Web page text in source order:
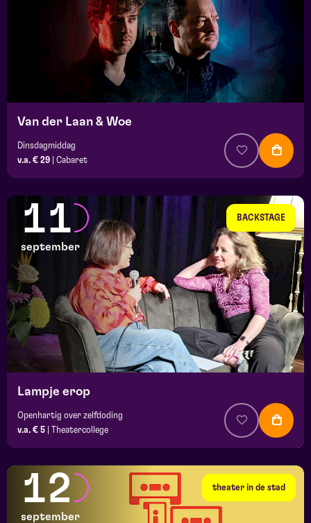
Van der Laan & Woe
Dinsdagmiddag
v.a. € 29
Cabaret
BACKSTAGE
11
september
Lampje erop
Openhartig over zelfdoding
v.a. € 5
Theatercollege
theater in de stad
12
september